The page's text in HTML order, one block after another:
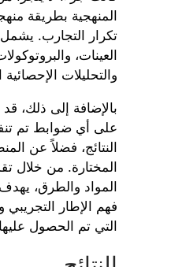
المنهجية بطريقة
تكرار التجارب. يشمل
العينات،
والتحليلات
بالإضافة إلى ذلك،
على أي ضوابط تم
النتائج، فضلاً عن
المختارة. من خلال
المواد والطرق،
فهم الإطار التجريبي
التي تم الحصول